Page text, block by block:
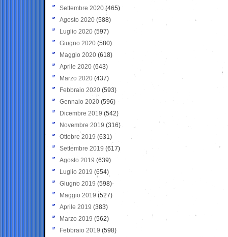
Settembre 2020(465)
Agosto 2020 (588)
Luglio 2020 (597)
Giugno 2020 (580)
Maggio 2020 (618)
Aprile 2020 (643)
Marzo 2020 (437)
Febbraio 2020 (593)
Gennaio 2020 (596)
Dicembre 2019 (542)
Novembre 2019 (316)
Ottobre 2019 (631)
Settembre 2019 (617)
Agosto 2019 (639)
Luglio 2019 (654)
Giugno 2019 (598)
Maggio 2019 (527)
Aprile 2019 (383)
Marzo 2019 (562)
Febbraio 2019 (598)